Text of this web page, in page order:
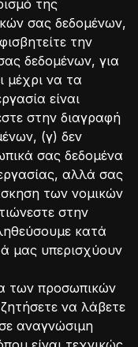
της
σας δεδομένων,
την
δεδομένων, για
μέχρι να τα
είναι
στην διαγραφή
(γ) δεν
σας δεδομένα
αλλά σας
των νομικών
στην
κατά
μας υπερισχύουν
των προσωπικών
να λάβετε
αναγνώσιμη